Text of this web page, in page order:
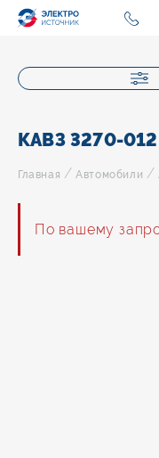
КАВЗ 3270-012
Главная /Автомобили /
По вашему